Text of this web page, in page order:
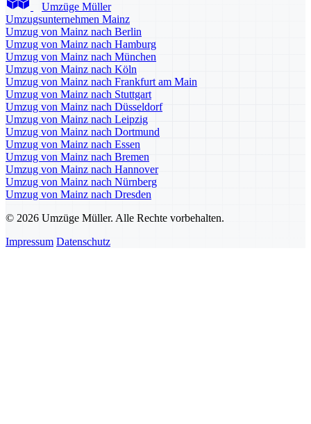
Umzüge Müller
Umzugsunternehmen Mainz
Umzug von Mainz nach Berlin
Umzug von Mainz nach Hamburg
Umzug von Mainz nach München
Umzug von Mainz nach Köln
Umzug von Mainz nach Frankfurt am Main
Umzug von Mainz nach Stuttgart
Umzug von Mainz nach Düsseldorf
Umzug von Mainz nach Leipzig
Umzug von Mainz nach Dortmund
Umzug von Mainz nach Essen
Umzug von Mainz nach Bremen
Umzug von Mainz nach Hannover
Umzug von Mainz nach Nürnberg
Umzug von Mainz nach Dresden
© 2026 Umzüge Müller. Alle Rechte vorbehalten.
Impressum Datenschutz